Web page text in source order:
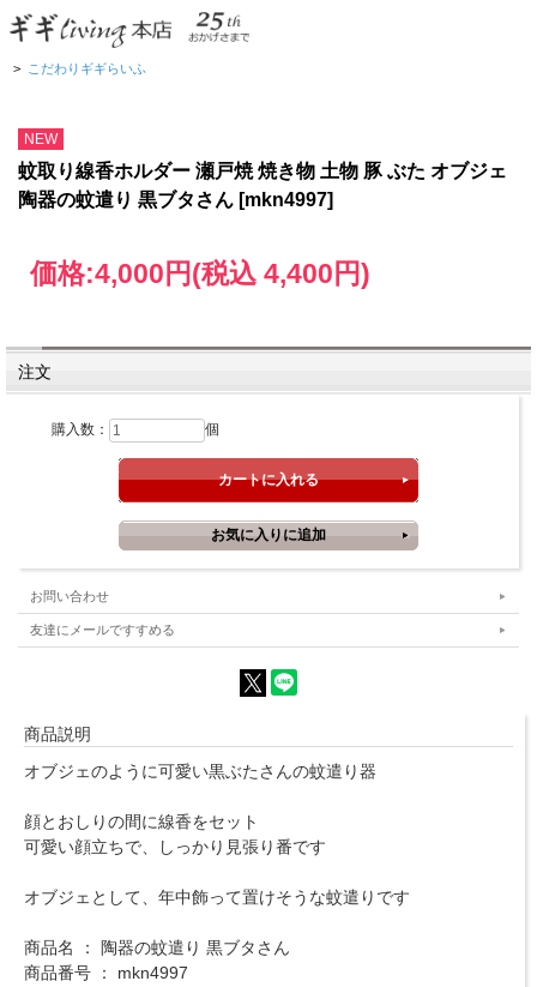
ギギliving
> インテリア雑貨
> こだわりギギらいふ
NEW
蚊取り線香ホルダー 瀬戸焼 焼き物 土物 豚 ぶた オブジェ
陶器の蚊遣り 黒ブタさん [mkn4997]
価格:4,000円(税込 4,400円)
注文
購入数： 個
お問い合わせ
友達にメールですすめる
商品説明
オブジェのように可愛い黒ぶたさんの蚊遣り器
顔とおしりの間に線香をセット
可愛い顔立ちで、しっかり見張り番です
オブジェとして、年中飾って置けそうな蚊遣りです
商品名 ： 陶器の蚊遣り 黒ブタさん
商品番号 ： mkn4997